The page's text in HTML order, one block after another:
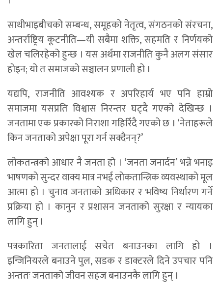
साथीभाइबीचको सम्बन्ध, समूहको नेतृत्व, संगठनको संरचना,
अन्तर्राष्ट्रिय कूटनीति—यी सबैमा शक्ति, सहमति र निर्णयको
खेल चलिरहेको हुन्छ । यस अर्थमा राजनीति कुनै अलग संसार
होइन; यो त समाजको सञ्चालन प्रणाली हो ।
यद्यपि, राजनीति आवश्यक र अपरिहार्य भए पनि हाम्रो
समाजमा यसप्रति विश्वास निरन्तर घट्दै गएको देखिन्छ ।
जनतामा एक प्रकारको निराशा गहिरिँदै गएको छ । ‘नेताहरूले
किन जनताको अपेक्षा पूरा गर्न सक्दैनन्?’
लोकतन्त्रको आधार नै जनता हो । ‘जनता जनार्दन’ भन्ने भनाइ
भाषणको सुन्दर वाक्य मात्र नभई लोकतान्त्रिक व्यवस्थाको मूल
आत्मा हो । चुनाव जनताको अधिकार र भविष्य निर्धारण गर्ने
प्रक्रिया हो । कानुन र प्रशासन जनताको सुरक्षा र न्यायका
लागि हुन् ।
पत्रकारिता जनतालाई सचेत बनाउनका लागि हो ।
इन्जिनियरले बनाउने पुल, सडक र डाक्टरले दिने उपचार पनि
अन्ततः जनताको जीवन सहज बनाउनकै लागि हुन् ।